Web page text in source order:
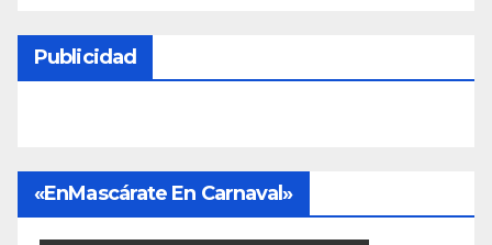
Publicidad
«EnMascárate En Carnaval»